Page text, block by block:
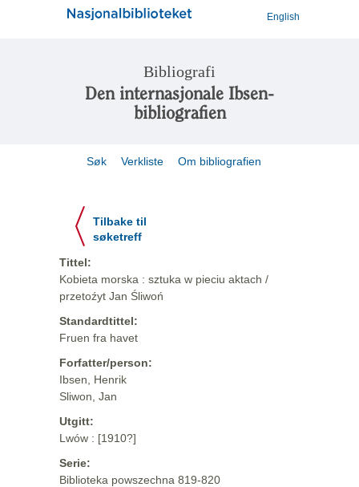
English
Bibliografi
Den internasjonale Ibsen-
bibliografien
Søk Verkliste Om bibliografien
Tilbake til
søketreff
Tittel:
Kobieta morska : sztuka w pieciu aktach /
przetoźyt Jan Śliwoń
Standardtittel:
Fruen fra havet
Forfatter/person:
Ibsen, Henrik
Sliwon, Jan
Utgitt:
Lwów : [1910?]
Serie:
Biblioteka powszechna 819-820